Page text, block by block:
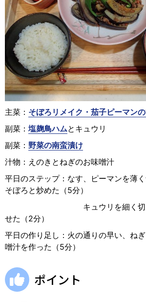
主菜： そぼろリメイク・茄子ピーマン
副菜： 塩麹鳥ハムとキュウリ
副菜： 野菜の南蛮漬け
汁物：えのきとねぎのお味噌汁
平日のステップ：なす、ピーマンを薄
そぼろと炒めた（5分）
キュウリを細く切り、
せた（2分）
平日の作り足し：火の通りの早い、ね
噌汁を作った（5分）
ポイント